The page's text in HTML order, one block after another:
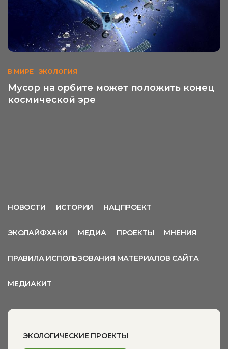
В МИРЕ ЭКОЛОГИЯ
Мусор на орбите может положить конец
космической эре
НОВОСТИ ИСТОРИИ НАЦПРОЕКТ
ЭКОЛАЙФХАКИ МЕДИА ПРОЕКТЫ МНЕНИЯ
ПРАВИЛА ИСПОЛЬЗОВАНИЯ МАТЕРИАЛОВ САЙТА
МЕДИАКИТ
ЭКОЛОГИЧЕСКИЕ ПРОЕКТЫ